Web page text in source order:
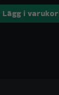
Lägg i